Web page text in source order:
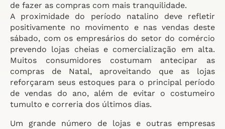
de fazer as compras com mais tranquilidade.
A proximidade do período natalino deve refletir
positivamente no movimento e nas vendas deste
sábado, com os empresários do setor do comércio
prevendo lojas cheias e comercialização em alta.
Muitos consumidores costumam antecipar as
compras de Natal, aproveitando que as lojas
reforçaram seus estoques para o principal período
de vendas do ano, além de evitar o costumeiro
tumulto e correria dos últimos dias.
Um grande número de lojas e outras empresas